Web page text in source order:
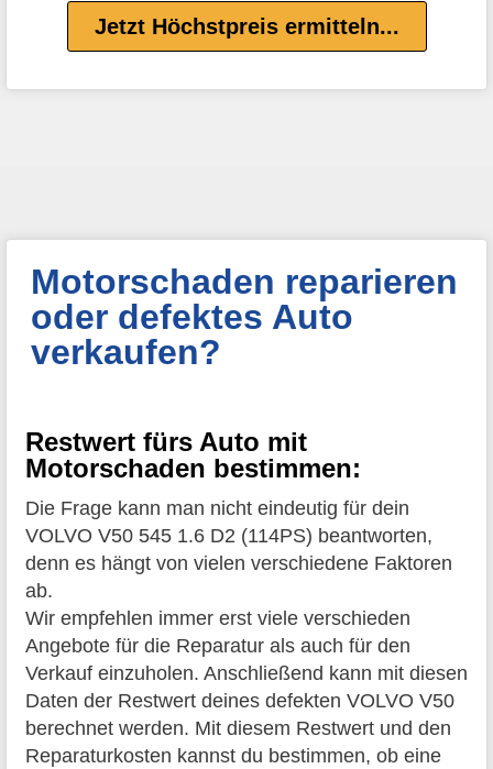
Jetzt Höchstpreis ermitteln...
Motorschaden reparieren
oder defektes Auto
verkaufen?
Restwert fürs Auto mit
Motorschaden bestimmen:
Die Frage kann man nicht eindeutig für dein
VOLVO V50 545 1.6 D2 (114PS) beantworten,
denn es hängt von vielen verschiedene Faktoren
ab.
Wir empfehlen immer erst viele verschieden
Angebote für die Reparatur als auch für den
Verkauf einzuholen. Anschließend kann mit diesen
Daten der Restwert deines defekten VOLVO V50
berechnet werden. Mit diesem Restwert und den
Reparaturkosten kannst du bestimmen, ob eine